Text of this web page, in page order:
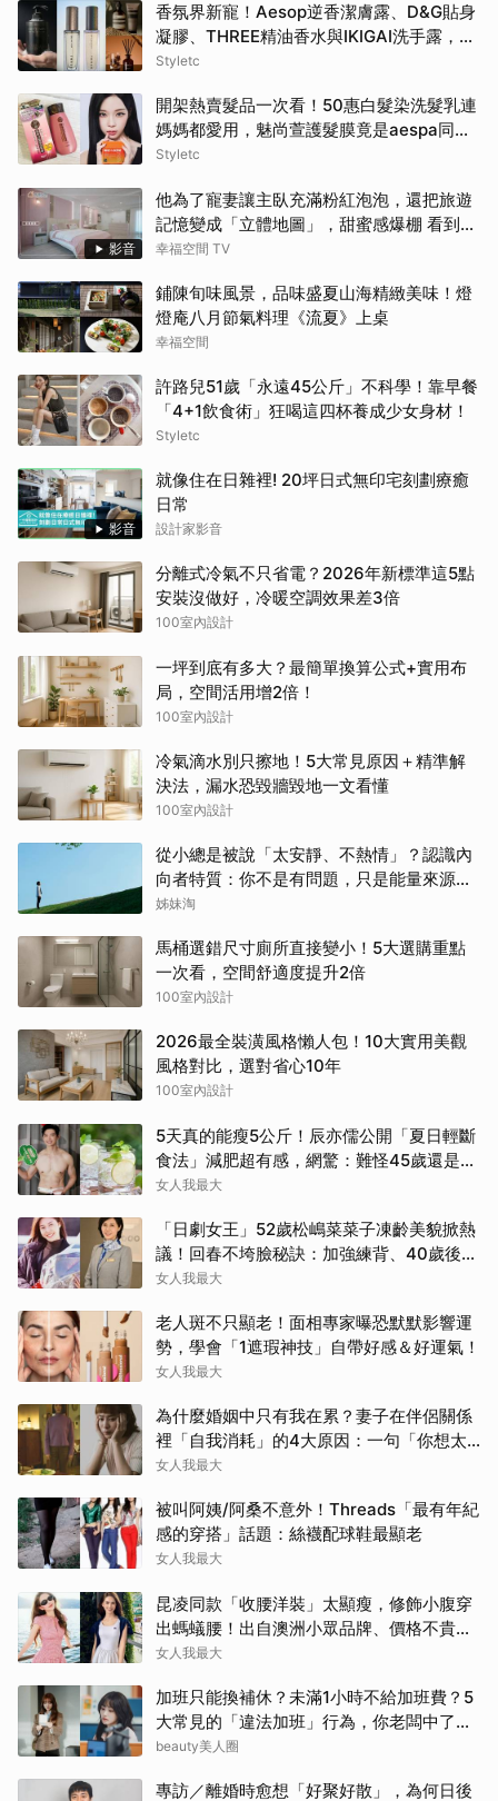
香氛界新寵！Aesop逆香潔膚露、D&G貼身
凝膠、THREE精油香水與IKIGAI洗手露，用
高質感香氣包覆妳的盛夏日常
Styletc
開架熱賣髮品一次看！50惠白髮染洗髮乳連
媽媽都愛用，魅尚萱護髮膜竟是aespa同
款！
Styletc
影音
他為了寵妻讓主臥充滿粉紅泡泡，還把旅遊
記憶變成「立體地圖」，甜蜜感爆棚 看到這
間誰不嫁？！
幸福空間 TV
鋪陳旬味風景，品味盛夏山海精緻美味！燈
燈庵八月節氣料理《流夏》上桌
幸福空間
許路兒51歲「永遠45公斤」不科學！靠早餐
「4+1飲食術」狂喝這四杯養成少女身材！
Styletc
影音
就像住在日雜裡! 20坪日式無印宅刻劃療癒
日常
設計家影音
分離式冷氣不只省電？2026年新標準這5點
安裝沒做好，冷暖空調效果差3倍
100室內設計
一坪到底有多大？最簡單換算公式+實用布
局，空間活用增2倍！
100室內設計
冷氣滴水別只擦地！5大常見原因＋精準解
決法，漏水恐毀牆毀地一文看懂
100室內設計
從小總是被說「太安靜、不熱情」？認識內
向者特質：你不是有問題，只是能量來源不
同
姊妹淘
馬桶選錯尺寸廁所直接變小！5大選購重點
一次看，空間舒適度提升2倍
100室內設計
2026最全裝潢風格懶人包！10大實用美觀
風格對比，選對省心10年
100室內設計
5天真的能瘦5公斤！辰亦儒公開「夏日輕斷
食法」減肥超有感，網驚：難怪45歲還是男
神
女人我最大
「日劇女王」52歲松嶋菜菜子凍齡美貌掀熱
議！回春不垮臉秘訣：加強練背、40歲後飲
食是關鍵！
女人我最大
老人斑不只顯老！面相專家曝恐默默影響運
勢，學會「1遮瑕神技」自帶好感＆好運氣！
女人我最大
為什麼婚姻中只有我在累？妻子在伴侶關係
裡「自我消耗」的4大原因：一句「你想太
多」讓人無奈
女人我最大
被叫阿姨/阿桑不意外！Threads「最有年紀
感的穿搭」話題：絲襪配球鞋最顯老
女人我最大
昆凌同款「收腰洋裝」太顯瘦，修飾小腹穿
出螞蟻腰！出自澳洲小眾品牌、價格不貴還
寄台灣
女人我最大
加班只能換補休？未滿1小時不給加班費？5
大常見的「違法加班」行為，你老闆中了幾
項？
beauty美人圈
專訪／離婚時愈想「好聚好散」，為何日後